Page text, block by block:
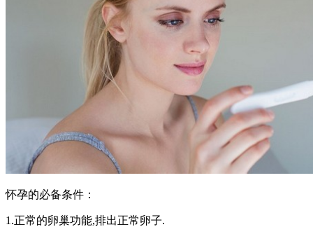
怀孕的必备条件：
1.正常的卵巢功能,排出正常卵子.